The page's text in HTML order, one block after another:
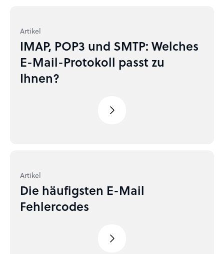
Artikel
IMAP, POP3 und SMTP: Welches
E-Mail-Protokoll passt zu
Ihnen?
Artikel
Die häufigsten E-Mail
Fehlercodes